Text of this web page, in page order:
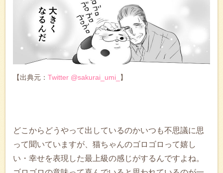
【出典元： Twitter @sakurai_umi_ 】
どこからどうやって出しているのかいつも不思議に思
って聞いていますが、猫ちゃんのゴロゴロって嬉し
い・幸せを表現した最上級の感じがするんですよね。